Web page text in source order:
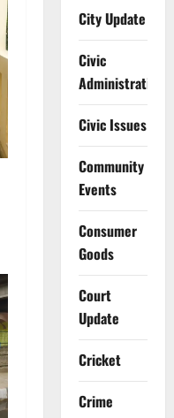
City Update
Civic
Administration
Civic Issues
Community
Events
Consumer
Goods
Court
Update
Cricket
Crime